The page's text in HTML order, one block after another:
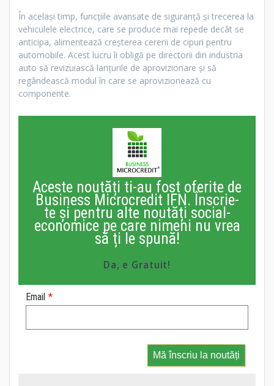
În același timp, funcțiile avansate de siguranță și trecerea la
vehiculele electrice, care se produce mai repede decât se
anticipa, alimentează creșterea cererii de cipuri pentru
automobile. Acest lucru îi obligă pe directorii din industria
auto să revizuiască lanțurile de aprovizionare și să
regândească modul în care se aprovizionează cu
componente.
Aceste noutăți ti-au fost oferite de
Business Microcredit IFN. Înscrie-
te și pentru alte noutăți social-
economice pe care nimeni nu vrea
să ți le spună!
Da, e Gratuit!
Email *
Mă înscriu la noutăți